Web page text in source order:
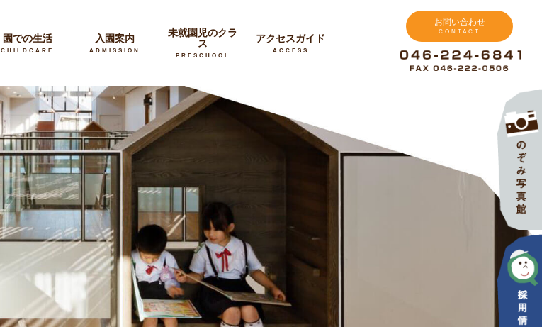
園での生活
CHILDCARE
入園案内
ADMISSION
未就園児のクラ
ス
PRESCHOOL
アクセスガイド
ACCESS
お問い合わせ
CONTACT